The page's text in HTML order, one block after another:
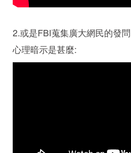
2.或是FBI蒐集廣大網民的發
心理暗示是甚麼: